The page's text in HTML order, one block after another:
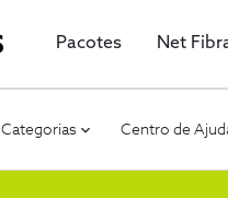
Pacotes Net
Categorias Centro de